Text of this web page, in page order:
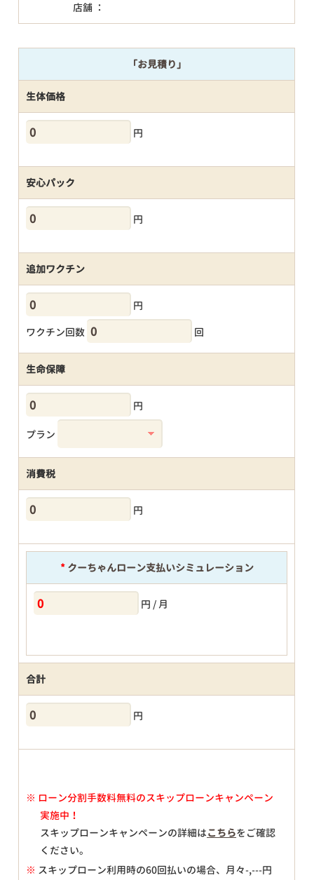
店舗 ：
「お見積り」
生体価格
円
安心パック
円
追加ワクチン
円
ワクチン回数
回
生命保障
円
プラン
消費税
円
*クーちゃんローン支払いシミュレーション
円 / 月
合計
円
※ ローン分割手数料無料のスキップローンキャンペーン
実施中！
スキップローンキャンペーンの詳細はこちらをご確認
ください。
※ スキップローン利用時の60回払いの場合、月々-,---円